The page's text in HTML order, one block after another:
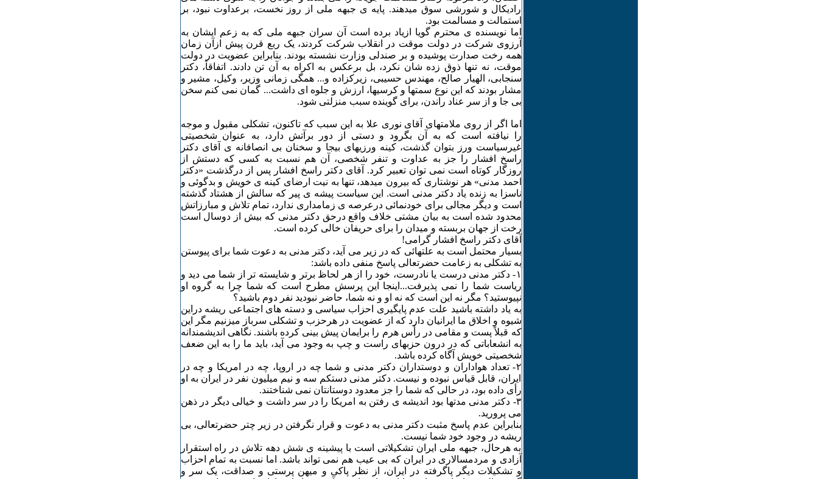
رادیکال و شورشی سوق میدهند. پایه ی جبهه ملی از روز نخست، برعداوت نبود، بر
استمالت و مسالمت بود.
اما نویسنده ی محترم گویا ازیاد برده است آن سران جبهه ملی که به زعم ایشان به
آرزوی شرکت در دولت موقت در انقلاب شرکت کردند، یک ربع قرن پیش ازآن زمان
همه رخت صدارت پوشیده و بر صندلی وزارت نشسته بودند. بنابراین عضویت در دولت
موقت، نه تنها ذوق زده شان نکرد، بل برعکس به اکراه به آن تن دادند. اتفاقاً، دکتر
سنجابی، الهیار صالح، مهندس حسیبی، زیرکزاده و... همگی زمانی وزیر، وکیل، مشیر و
مشار بودند که این نوع سمتها و کرسیها، ارزش و جلوه ای داشت... گمان نمی کنم سخن
بی جا و از سر عناد راندن، برای گوینده سبب منزلتی شود.
اما اگر از روی ملامتهای آقای نوری علا به این سبب که تاکنون، تشکلی مقبول و موجه
را نیافته است که به آن بگرود و دستی از دور برآتش دارد، به عنوان شخصیتی
غیرسیاست ورز بتوان گذشت، کینه ورزیهای بیجا و سخنان بی انصافانه ی آقای دکتر
راسخ افشار را جز به عداوت و تنفر شخصی، آن هم نسبت به کسی که دستش از
روزگار کوتاه است نمی توان تعبیر کرد. آقای دکتر راسخ افشار پس از درگذشت «دکتر
احمد مدنی» هر نوشتاری که بیرون میدهد، تنها به نیت ارضای کینه ی خویش و بدگوئی و
ناسزا به زنده یاد دکتر مدنی است. این سیاست پیشه ی پیر که سالش از هشتاد گذشته
است و دیگر مجالی برای خودنمائی درعرصه ی زمامداری ندارد، تمام تلاش و مبارزاتش
محدود شده است به بیان مشتی خلاف واقع درحق دکتر مدنی که بیش از دوسال است
رخت از جهان بربسته و میدان را برای حریفان خالی کرده است.
آقای دکتر راسخ افشار گرامی!
بسیار محتمل است به علتهائی که در زیر می آید، دکتر مدنی به دعوت شما برای پیوستن
به تشکلی به زعامت حضرتعالی پاسخ منفی داده باشد:
۱- دکتر مدنی درست یا نادرست، خود را از هر لحاظ برتر و شایسته تر از شما می دید و
ریاست شما را نمی پذیرفت...اینجا این پرسش مطرح است که شما چرا به گروه او
نپیوستید؟ مگر نه این است که نه او و نه شما، حاضر نبودید نفر دوم باشید؟
به یاد داشته باشید علت عدم پایگیری احزاب سیاسی و دسته های اجتماعی ریشه دراین
شیوه و اخلاق ما ایرانیان دارد که از عضویت در هرحزب و تشکلی سرباز میزنیم مگر این
که قبلاً پست و مقامی در رأس هرم را برایمان پیش بینی کرده باشند. نگاهی اندیشمندانه
به انشعاباتی که در درون حزبهای راست و چپ به وجود می آید، باید ما را به این ضعف
شخصیتی خویش آگاه کرده باشد.
۲- تعداد هواداران و دوستداران دکتر مدنی و شما چه در اروپا، چه در امریکا و چه در
ایران، قابل قیاس نبوده و نیست. دکتر مدنی دستکم سه و نیم میلیون نفر در ایران به او
رأی داده بود، در حالی که شما را جز معدود دوستانتان نمی شناختند.
٣- دکتر مدنی مدتها بود اندیشه ی رفتن به امریکا را در سر داشت و خیالی دیگر در ذهن
می پرورید.
بنابراین عدم پاسخ مثبت دکتر مدنی به دعوت و قرار نگرفتن در زیر چتر حضرتعالی، بی
ریشه در وجود خود شما نیست.
به هرحال، جبهه ملی ایران تشکیلاتی است با پیشینه ی شش دهه تلاش در راه استقرار
آزادی و مردمسالاری در ایران که بی عیب هم نمی تواند باشد. اما نسبت به تمام احزاب
و تشکیلات دیگر پاگرفته در ایران، از نظر پاکی و میهن پرستی و صداقت، یک سر و